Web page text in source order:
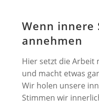
Wenn innere
annehmen
Hier setzt die Arbeit
und macht etwas
Wir holen unsere
Stimmen wir